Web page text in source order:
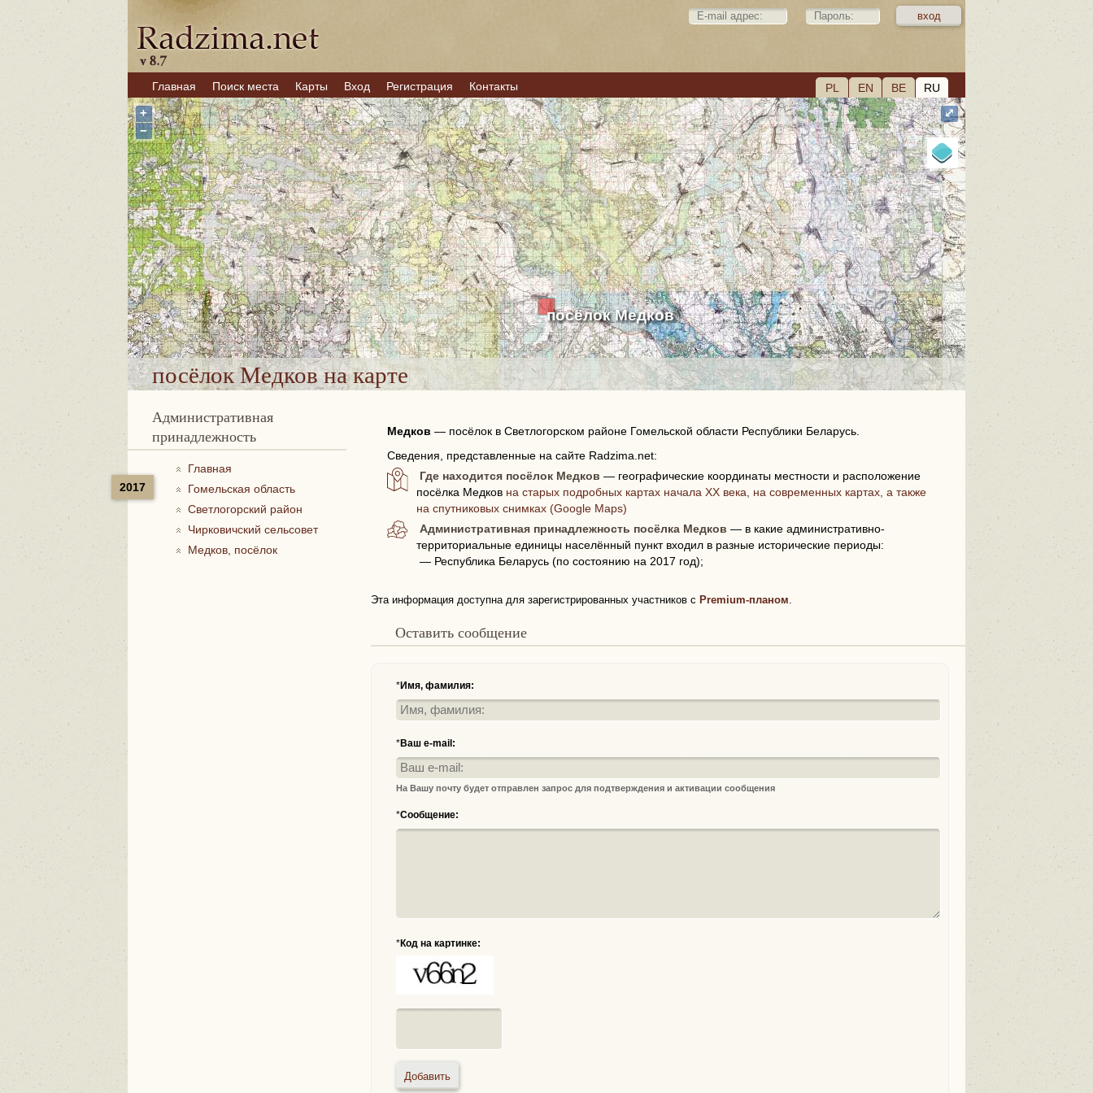
PL EN BE RU
Главная Поиск места Карты Вход Регистрация Контакты
посёлок Медков
+
−
⤢
посёлок Медковна карте
Административная
принадлежность
2017
Главная
Гомельская область
Светлогорский район
Чирковичский сельсовет
Медков, посёлок
Медков — посёлок в Светлогорском районе Гомельской области Республики Беларусь.
Сведения, представленные на сайте Radzima.net:
Где находится посёлок Медков — географические координаты местности и расположение
посёлка Медков на старых подробных картах начала XX века, на современных картах, а также
на спутниковых снимках (Google Maps)
Административная принадлежность посёлка Медков — в какие административно-
территориальные единицы населённый пункт входил в разные исторические периоды:
— Республика Беларусь (по состоянию на 2017 год);
Эта информация доступна для зарегистрированных участников с Premium-планом.
Оставить сообщение
*Имя, фамилия:
*Ваш e-mail:
На Вашу почту будет отправлен запрос для подтверждения и активации сообщения
*Сообщение:
*Код на картинке: